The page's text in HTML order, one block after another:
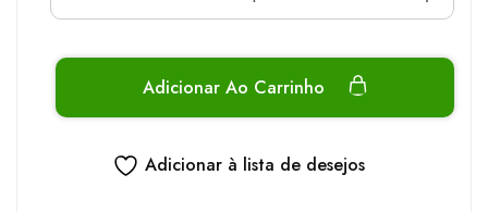
Adicionar Ao Carrinho
Adicionar à lista de desejos